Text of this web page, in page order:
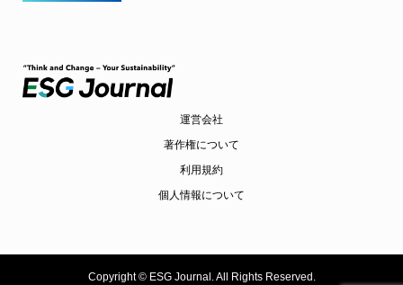
運営会社
著作権について
利用規約
個人情報について
Copyright ©ESG Journal. All Rights Reserved.